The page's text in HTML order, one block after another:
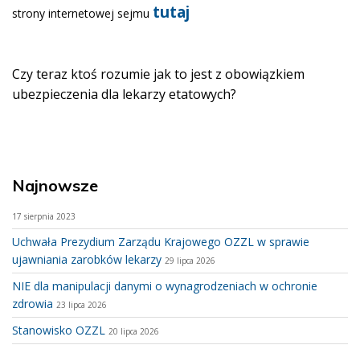
strony internetowej sejmu tutaj
Czy teraz ktoś rozumie jak to jest z obowiązkiem
ubezpieczenia dla lekarzy etatowych?
Najnowsze
17 sierpnia 2023
Uchwała Prezydium Zarządu Krajowego OZZL w sprawie
ujawniania zarobków lekarzy 29 lipca 2026
NIE dla manipulacji danymi o wynagrodzeniach w ochronie
zdrowia 23 lipca 2026
Stanowisko OZZL 20 lipca 2026